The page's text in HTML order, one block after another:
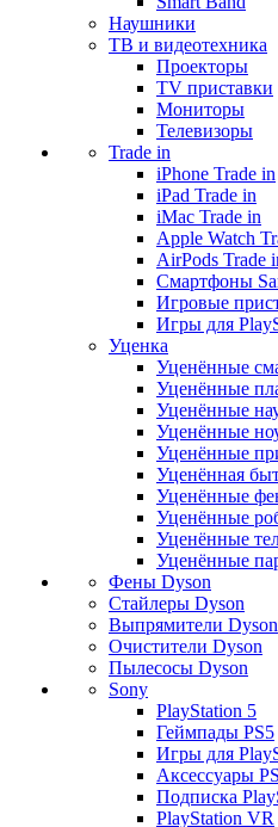
Наушники
ТВ и видеотехника
Проекторы
TV приставки
Мониторы
Телевизоры
Trade in
iPhone Trade in
iPad Trade in
iMac Trade in
Apple Watch
AirPods Trade
Смартфоны
Игровые
Игры для
Уценка
Уценённые
Уценённые
Уценённые
Уценённые
Уценённые
Уценённая
Уценённые
Уценённые
Уценённые
Уценённые
Фены Dyson
Стайлеры Dyson
Выпрямители Dyson
Очистители Dyson
Пылесосы Dyson
Sony
PlayStation 5
Геймпады PS5
Игры для
Аксессуары
Подписка
PlayStation VR